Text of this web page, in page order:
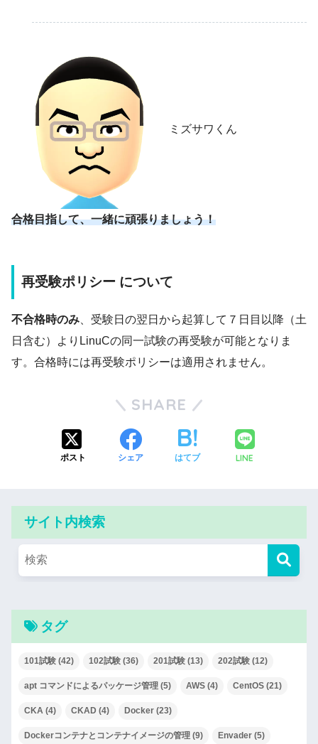
ミズサワくん
合格目指して、一緒に頑張りましょう！
再受験ポリシー について
不合格時のみ 、受験日の翌日から起算して７日目以降（土
日含む）よりLinuCの同一試験の再受験が可能となりま
す。合格時には再受験ポリシーは適用されません。
SHARE
ポスト シェア はてブ LINE
サイト内検索
タグ
101試験 (42) 102試験 (36) 201試験 (13) 202試験 (12)
apt コマンドによるパッケージ管理 (5) AWS (4) CentOS (21)
CKA (4) CKAD (4) Docker (23)
Dockerコンテナとコンテナイメージの管理 (9) Envader (5)